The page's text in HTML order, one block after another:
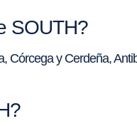
SOUTH?
Córcega y Cerdeña,